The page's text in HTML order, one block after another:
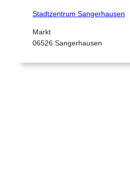
Stadtzentrum Sangerhausen
Markt
06526 Sangerhausen